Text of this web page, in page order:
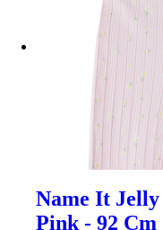
Name It
Pink - 92 Cm